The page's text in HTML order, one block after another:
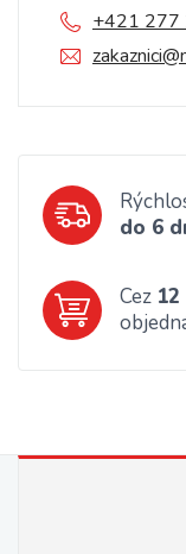
+421 277
do 6
Cez